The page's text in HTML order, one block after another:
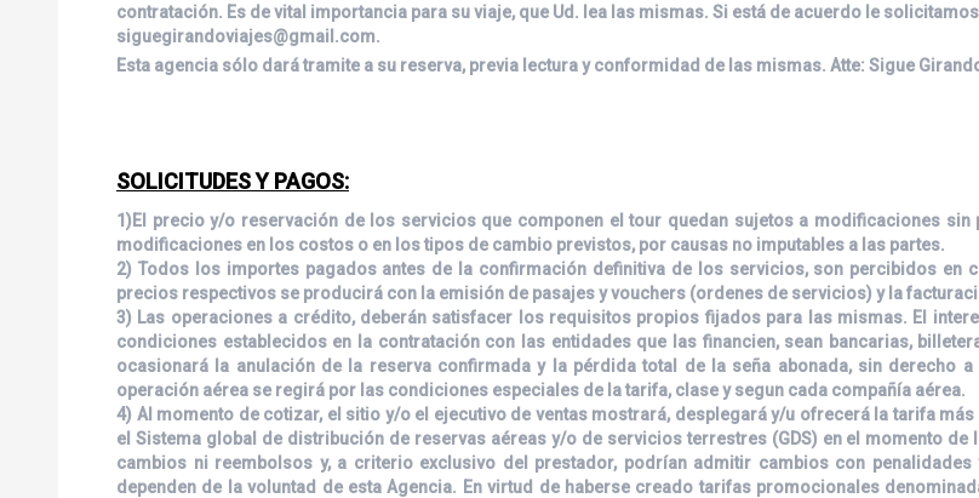
contratación. Es de vital importancia para su viaje, que Ud. lea las mismas. Si está de acuerdo le
siguegirandoviajes@gmail.com.
Esta agencia sólo dará tramite a su reserva, previa lectura y conformidad de las mismas. Atte: Sigue
SOLICITUDES Y PAGOS:
1)El precio y/o reservación de los servicios que componen el tour quedan sujetos a modificaciones
modificaciones en los costos o en los tipos de cambio previstos, por causas no imputables a las partes.
2) Todos los importes pagados antes de la confirmación definitiva de los servicios, son percibidos en
precios respectivos se producirá con la emisión de pasajes y vouchers (ordenes de servicios) y la
3) Las operaciones a crédito, deberán satisfacer los requisitos propios fijados para las mismas. El
condiciones establecidos en la contratación con las entidades que las financien, sean bancarias,
ocasionará la anulación de la reserva confirmada y la pérdida total de la seña abonada, sin derecho
operación aérea se regirá por las condiciones especiales de la tarifa, clase y segun cada compañía aérea.
4) Al momento de cotizar, el sitio y/o el ejecutivo de ventas mostrará, desplegará y/u ofrecerá la tarifa
el Sistema global de distribución de reservas aéreas y/o de servicios terrestres (GDS) en el momento
cambios ni reembolsos y, a criterio exclusivo del prestador, podrían admitir cambios con
dependen de la voluntad de esta Agencia. En virtud de haberse creado tarifas promocionales